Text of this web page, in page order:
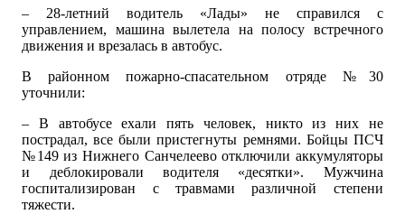
– 28-летний водитель «Лады» не справился с
управлением, машина вылетела на полосу встречного
движения и врезалась в автобус.
В районном пожарно-спасательном отряде №30
уточнили:
– В автобусе ехали пять человек, никто из них не
пострадал, все были пристегнуты ремнями. Бойцы ПСЧ
№149 из Нижнего Санчелеево отключили аккумуляторы
и деблокировали водителя «десятки». Мужчина
госпитализирован с травмами различной степени
тяжести.